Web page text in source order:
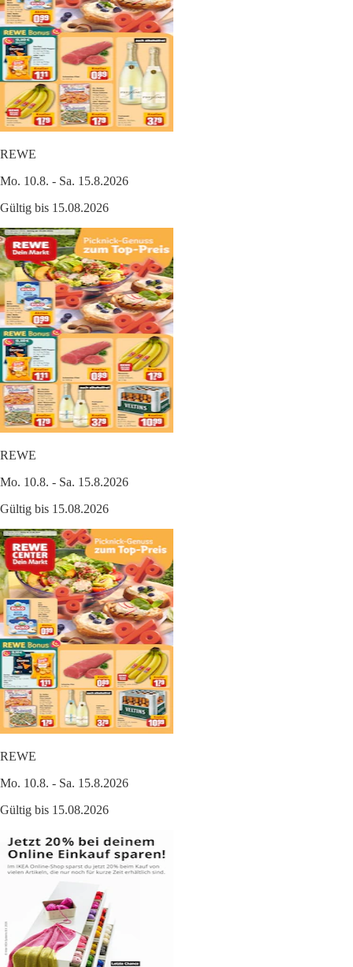
REWE
Mo. 10.8. - Sa. 15.8.2026
Gültig bis 15.08.2026
REWE
Mo. 10.8. - Sa. 15.8.2026
Gültig bis 15.08.2026
REWE
Mo. 10.8. - Sa. 15.8.2026
Gültig bis 15.08.2026